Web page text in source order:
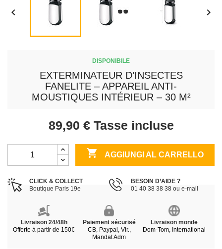
 
DISPONIBILE
EXTERMINATEUR D’INSECTES
FANELITE – APPAREIL ANTI-
MOUSTIQUES INTÉRIEUR – 30 M²
89,90 € Tasse incluse
 AGGIUNGI AL CARRELLO
CLICK & COLLECT
Boutique Paris 19e
BESOIN D’AIDE ?
01 40 38 38 38 ou e-mail
Livraison 24/48h
Offerte à partir de 150€
Paiement sécurisé
CB, Paypal, Vir.,
Mandat Adm
Livraison monde
Dom-Tom, International